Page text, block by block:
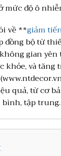
mức độ ô
về **giảm
đồng bộ từ
gian
khỏe, và
quả, từ cơ
bình, tập trung.